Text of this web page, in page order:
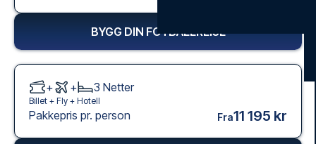
BYGG DIN FOTBALLREISE
+ + 3 Netter
Billet + Fly + Hotell
Pakkepris pr. person Fra11 195 kr